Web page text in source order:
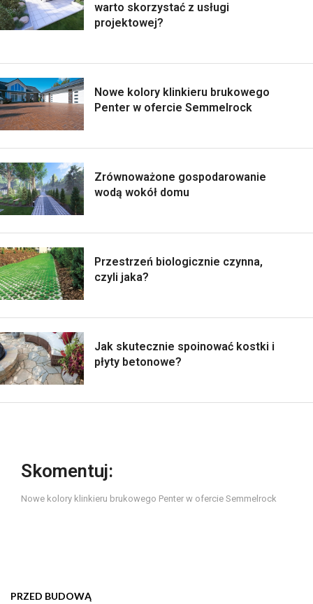
warto skorzystać z usługi
projektowej?
Nowe kolory klinkieru brukowego
Penter w ofercie Semmelrock
Zrównoważone gospodarowanie
wodą wokół domu
Przestrzeń biologicznie czynna,
czyli jaka?
Jak skutecznie spoinować kostki i
płyty betonowe?
Skomentuj:
Nowe kolory klinkieru brukowego Penter w ofercie Semmelrock
PRZED BUDOWĄ